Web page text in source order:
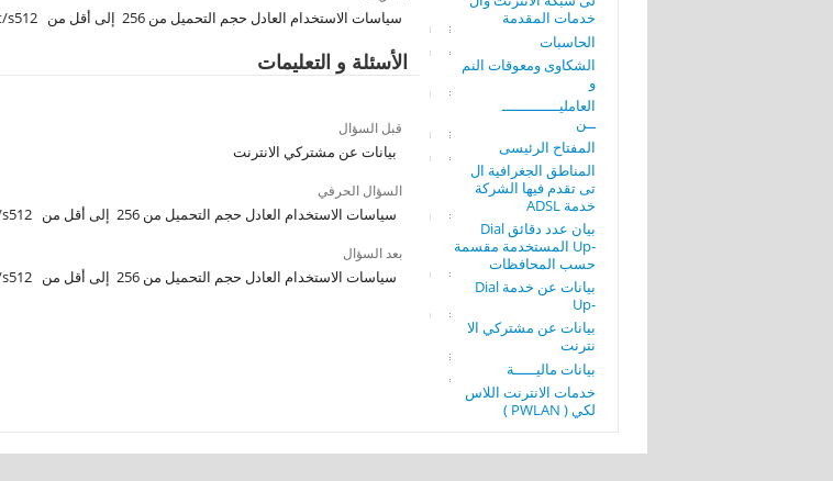
خدمات المقدمة
الحاسبات
الشكاوى ومعوقات النم
و
العامليـــــــــــــ
ــن
المفتاح الرئيسى
المناطق الجغرافية ال
تى تقدم فيها الشركة
خدمة ADSL
بيان عدد دقائق Dial
-Up المستخدمة مقسمة
حسب المحافظات
بيانات عن خدمة Dial
-Up
بيانات عن مشتركي الا
نترنت
بيانات ماليـــــة
خدمات الانترنت اللاس
لكي ( PWLAN )
سياسات الاستخدام العادل حجم التحميل من 256 إلى أقل من Kbit/s512
الأسئلة و التعليمات
قبل السؤال
بيانات عن مشتركي الانترنت
السؤال الحرفي
سياسات الاستخدام العادل حجم التحميل من 256 إلى أقل من Kbit/s512
بعد السؤال
سياسات الاستخدام العادل حجم التحميل من 256 إلى أقل من Kbit/s512